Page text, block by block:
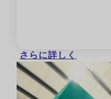
さらに詳しく